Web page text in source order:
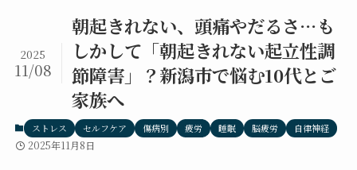
朝起きれない、頭痛やだるさ…も
しかして「朝起きれない起立性調
節障害」？新潟市で悩む10代とご
家族へ
2025
11/08
ストレス セルフケア 傷病別 疲労 睡眠 脳疲労 自律神経
2025年11月8日